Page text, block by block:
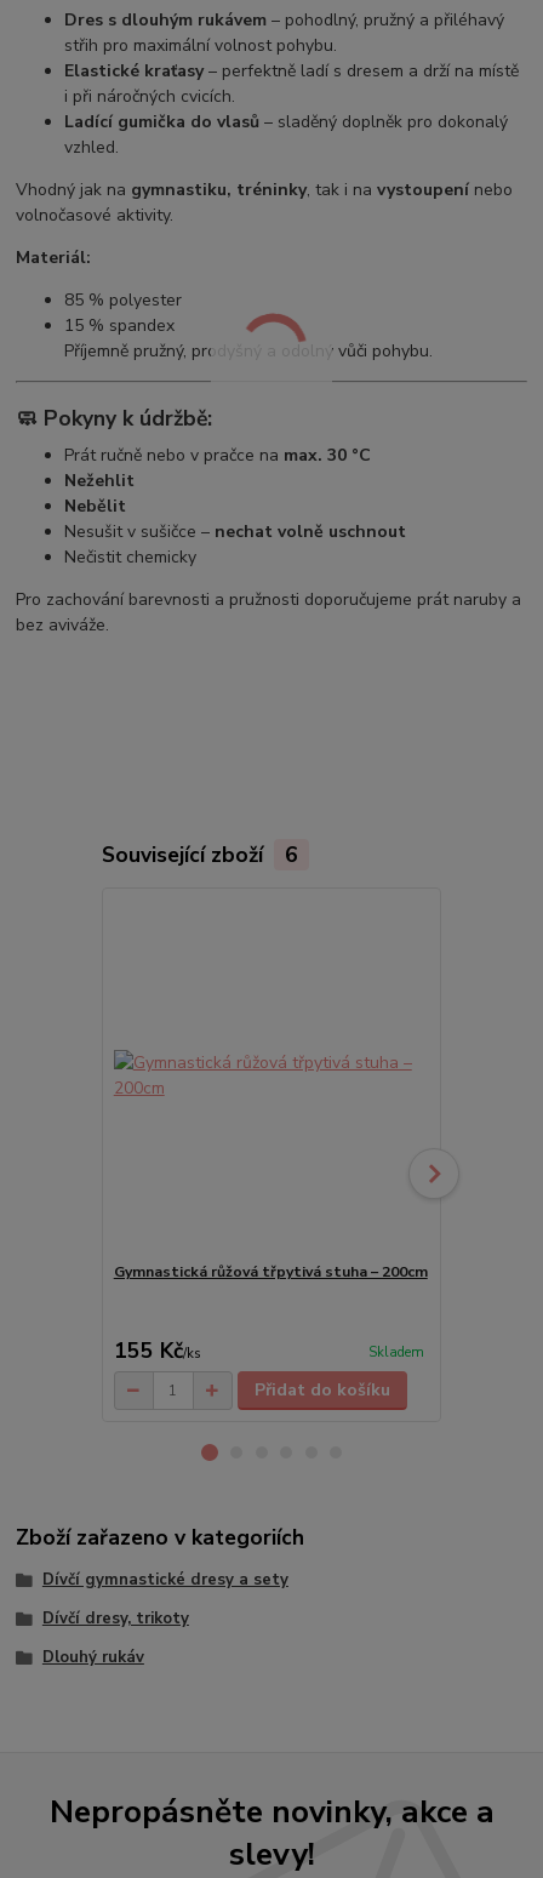
Dres s dlouhým rukávem – pohodlný, pružný a přiléhavý
střih pro maximální volnost pohybu.
Elastické kraťasy– perfektně ladí s dresem a drží na místě
i při náročných cvicích.
Ladící gumička do vlasů – sladěný doplněk pro dokonalý
vzhled.
Vhodný jak na gymnastiku, tréninky, tak i navystoupení nebo
volnočasové aktivity.
Materiál:
85 % polyester
15 % spandex
Příjemně pružný, prodyšný a odolný vůči pohybu.
🧼 Pokyny k údržbě:
Prát ručně nebo v pračce na max. 30 °C
Nežehlit
Nebělit
Nesušit v sušičce – nechat volně uschnout
Nečistit chemicky
Pro zachování barevnosti a pružnosti doporučujeme prát naruby a
bez aviváže.
Související zboží 6
Gymnastická růžová třpytivá stuha – 200cm
155 Kč/ks Skladem
Přidat do košíku
Zboží zařazeno v kategoriích
Dívčí gymnastické dresy a sety
Dívčí dresy, trikoty
Dlouhý rukáv
Nepropásněte novinky, akce a
slevy!